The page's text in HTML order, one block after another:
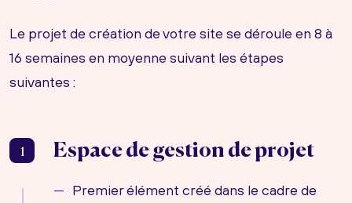
Le projet de création de votre site se déroule en 8 à
16 semaines en moyenne suivant les étapes
suivantes :
1 Espace de gestion de projet
Premier élément créé dans le cadre de